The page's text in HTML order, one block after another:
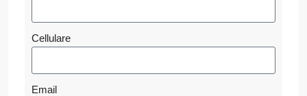
Cellulare
Email